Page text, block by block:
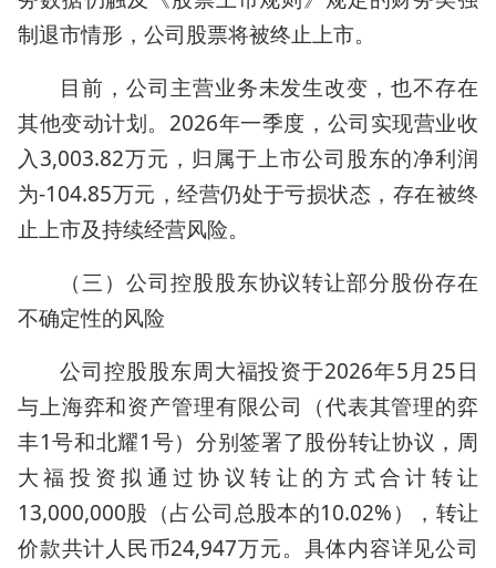
制退市情形，公司股票将被终止上市。
目前，公司主营业务未发生改变，也不存在
其他变动计划。2026年一季度，公司实现营业收
入3,003.82万元，归属于上市公司股东的净利润
为-104.85万元，经营仍处于亏损状态，存在被终
止上市及持续经营风险。
（三）公司控股股东协议转让部分股份存在
不确定性的风险
公司控股股东周大福投资于2026年5月25日
与上海弈和资产管理有限公司（代表其管理的弈
丰1号和北耀1号）分别签署了股份转让协议，周
大福投资拟通过协议转让的方式合计转让
13,000,000股（占公司总股本的10.02%），转让
价款共计人民币24,947万元。具体内容详见公司